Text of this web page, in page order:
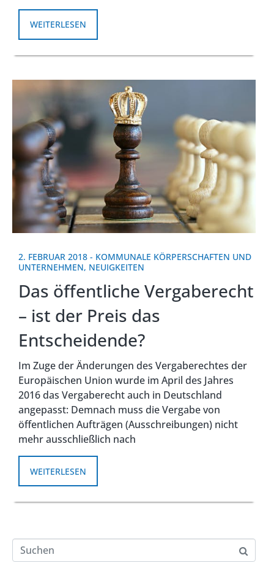
WEITERLESEN
2. FEBRUAR 2018 - KOMMUNALE KÖRPERSCHAFTEN UND
UNTERNEHMEN, NEUIGKEITEN
Das öffentliche Vergaberecht
– ist der Preis das
Entscheidende?
Im Zuge der Änderungen des Vergaberechtes der
Europäischen Union wurde im April des Jahres
2016 das Vergaberecht auch in Deutschland
angepasst: Demnach muss die Vergabe von
öffentlichen Aufträgen (Ausschreibungen) nicht
mehr ausschließlich nach
WEITERLESEN